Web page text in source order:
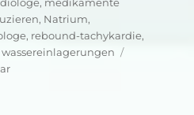
, Natrium,
, rebound-tachykardie,
wassereinlagerungen
zu